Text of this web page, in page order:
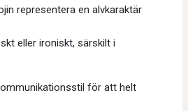
representera en alvkaraktär
eller ironiskt, särskilt i
för att helt